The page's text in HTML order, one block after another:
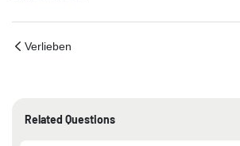
Verlieben
Related Questions